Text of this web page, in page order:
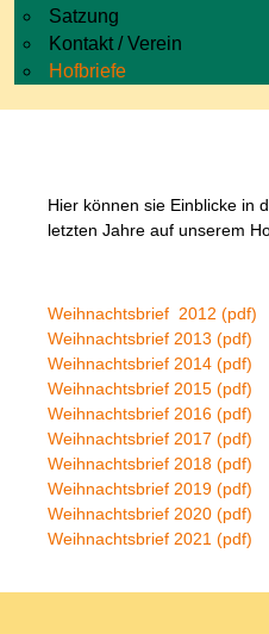
Satzung
Kontakt / Verein
Hofbriefe
Hier können sie Einblicke in
letzten Jahre auf unserem
Weihnachtsbrief 2012 (pdf)
Weihnachtsbrief 2013 (pdf)
Weihnachtsbrief 2014 (pdf)
Weihnachtsbrief 2015 (pdf)
Weihnachtsbrief 2016 (pdf)
Weihnachtsbrief 2017 (pdf)
Weihnachtsbrief 2018 (pdf)
Weihnachtsbrief 2019 (pdf)
Weihnachtsbrief 2020 (pdf)
Weihnachtsbrief 2021 (pdf)